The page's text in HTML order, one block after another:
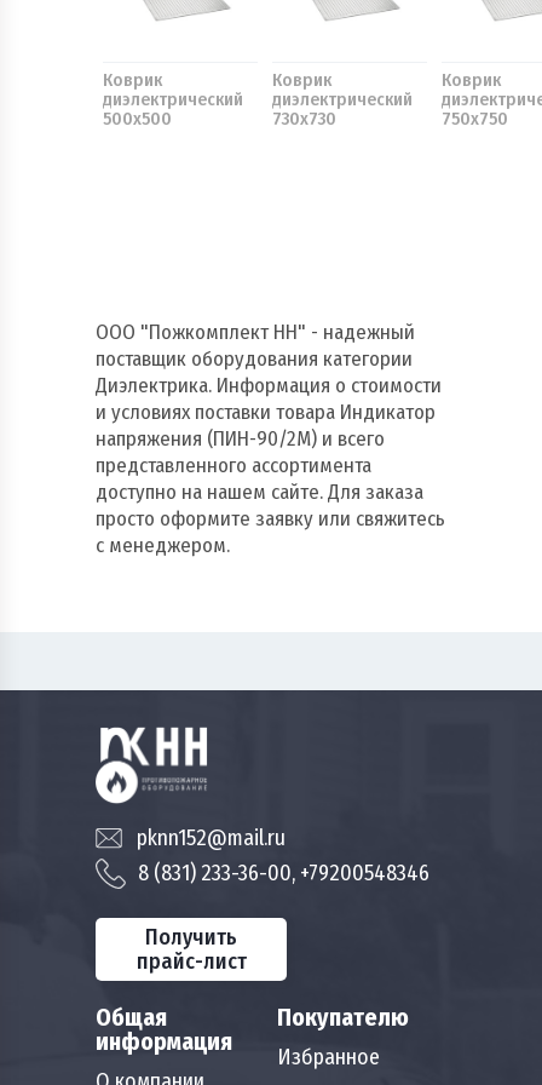
Коврик
диэлектрический
500х500
Коврик
диэлектрический
730х730
Коврик
750х750
ООО "Пожкомплект НН" - надежный
поставщик оборудования категории
Диэлектрика. Информация о стоимости
и условиях поставки товара Индикатор
напряжения (ПИН-90/2М) и всего
представленного ассортимента
доступно на нашем сайте. Для заказа
просто оформите заявку или свяжитесь
с менеджером.
Общая
информация
Покупателю
Избранное
pknn152@mail.ru
8 (831) 233-36-00, +79200548346
Получить
прайс-лист